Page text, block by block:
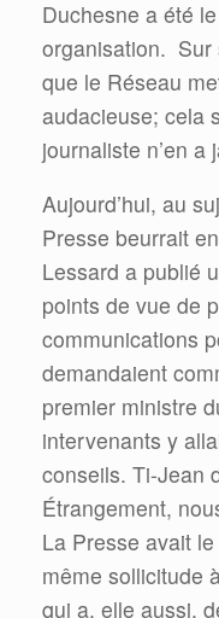
Duchesne a été
organisation. Sur
que le Réseau
audacieuse; cela
journaliste n’en
Aujourd’hui, au
Presse beurrait
Lessard a publié
points de vue de
communications
demandaient
premier ministre
intervenants y
conseils. Ti-Jean
Étrangement,
La Presse avait
même sollicitude
qui a, elle aussi,